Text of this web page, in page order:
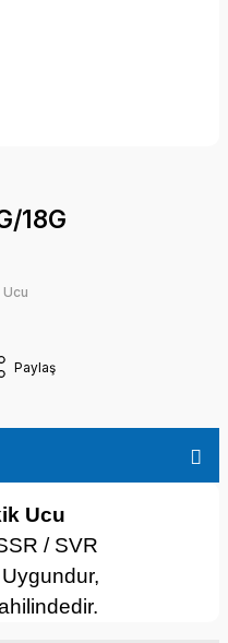
18G
Paylaş
Ucu
/ SVR